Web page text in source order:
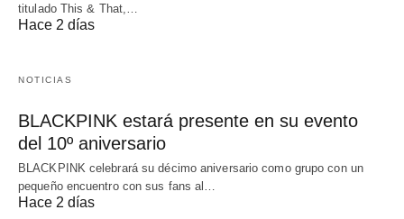
titulado This & That,…
Hace 2 días
NOTICIAS
BLACKPINK estará presente en su evento
del 10º aniversario
BLACKPINK celebrará su décimo aniversario como grupo con un
pequeño encuentro con sus fans al…
Hace 2 días